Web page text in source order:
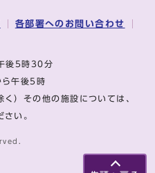
各部署へのお問い合わせ
午後5時30分
ら午後5時
く）その他の施設については、
さい。